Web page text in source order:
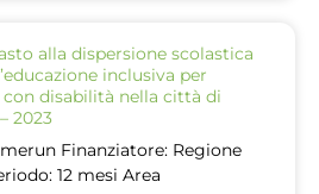
alla dispersione scolastica
inclusiva per
disabilità nella città di
2023
Finanziatore: Regione
12 mesi Area